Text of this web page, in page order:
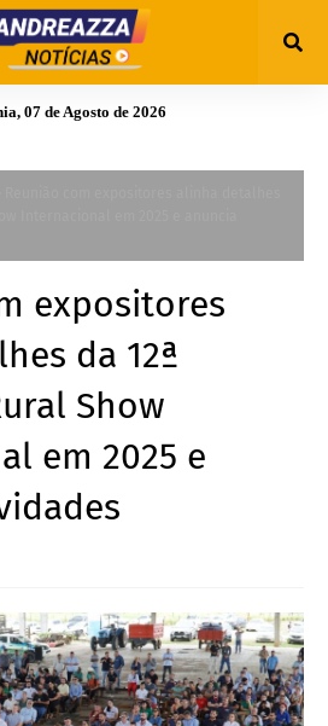
07 de Agosto de 2026
expositores
da 12ª
Show
em 2025 e